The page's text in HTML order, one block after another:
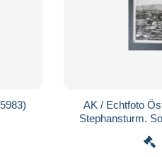
AK / Echtfoto
Stephansturm.